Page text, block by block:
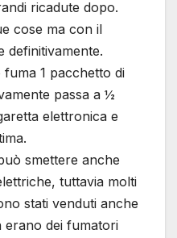
ricadute dopo.
cose ma con il
definitivamente.
1 pacchetto di
passa a ½
elettronica e
smettere anche
tuttavia molti
stati venduti anche
dei fumatori